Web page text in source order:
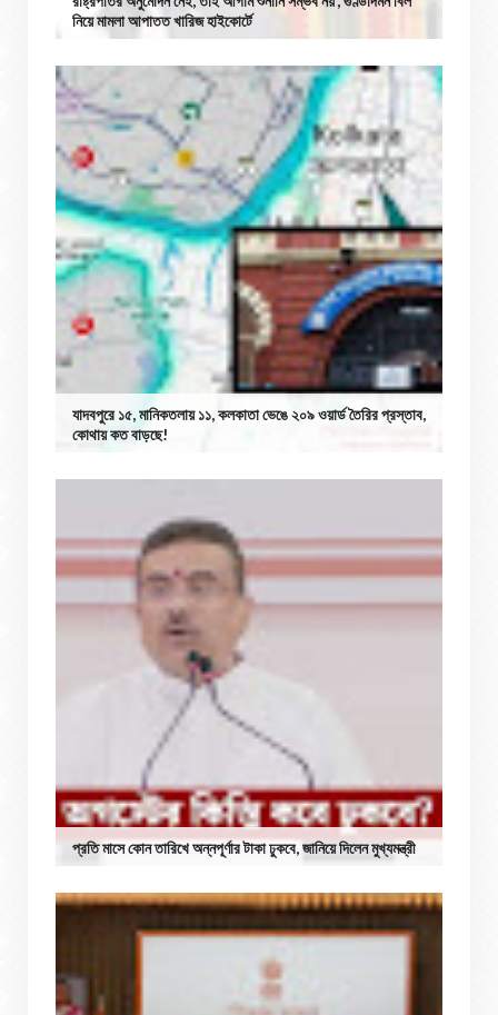
নিয়ে মামলা আপাতত খারিজ হাইকোর্টে
যাদবপুরে ১৫, মানিকতলায় ১১, কলকাতা ভেঙে ২০৯ ওয়ার্ড তৈরির প্রস্তাব,
কোথায় কত বাড়ছে!
প্রতি মাসে কোন তারিখে অন্নপূর্ণার টাকা ঢুকবে, জানিয়ে দিলেন মুখ্যমন্ত্রী